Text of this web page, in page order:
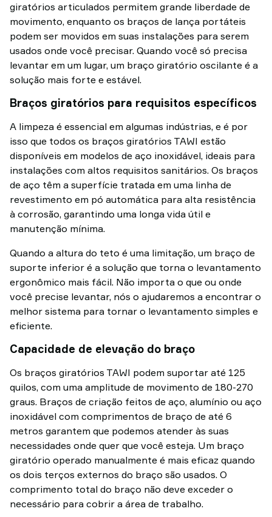
giratórios articulados permitem grande liberdade de
movimento, enquanto os braços de lança portáteis
podem ser movidos em suas instalações para serem
usados onde você precisar. Quando você só precisa
levantar em um lugar, um braço giratório oscilante é a
solução mais forte e estável.
Braços giratórios para requisitos específicos
A limpeza é essencial em algumas indústrias, e é por
isso que todos os braços giratórios TAWI estão
disponíveis em modelos de aço inoxidável, ideais para
instalações com altos requisitos sanitários. Os braços
de aço têm a superfície tratada em uma linha de
revestimento em pó automática para alta resistência
à corrosão, garantindo uma longa vida útil e
manutenção mínima.
Quando a altura do teto é uma limitação, um braço de
suporte inferior é a solução que torna o levantamento
ergonômico mais fácil. Não importa o que ou onde
você precise levantar, nós o ajudaremos a encontrar o
melhor sistema para tornar o levantamento simples e
eficiente.
Capacidade de elevação do braço
Os braços giratórios TAWI podem suportar até 125
quilos, com uma amplitude de movimento de 180-270
graus. Braços de criação feitos de aço, alumínio ou aço
inoxidável com comprimentos de braço de até 6
metros garantem que podemos atender às suas
necessidades onde quer que você esteja. Um braço
giratório operado manualmente é mais eficaz quando
os dois terços externos do braço são usados. O
comprimento total do braço não deve exceder o
necessário para cobrir a área de trabalho.